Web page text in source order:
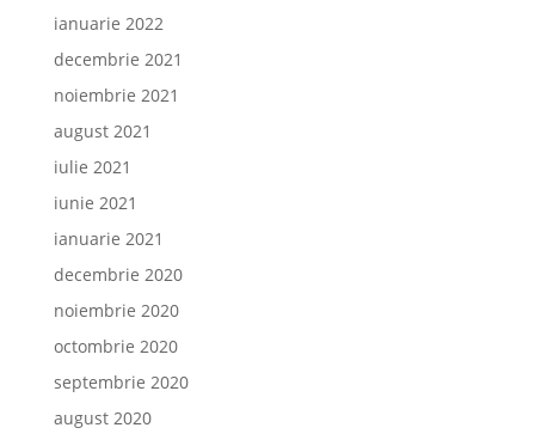
ianuarie 2022
decembrie 2021
noiembrie 2021
august 2021
iulie 2021
iunie 2021
ianuarie 2021
decembrie 2020
noiembrie 2020
octombrie 2020
septembrie 2020
august 2020